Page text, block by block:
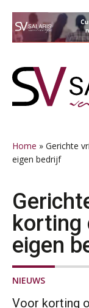
naar
hoofdnavigatie
naar
hoofd
naar
eerste
naar
voettekst
Home » Gerichte
eigen bedrijf
korting
eigen
NIEUWS
Voor korting